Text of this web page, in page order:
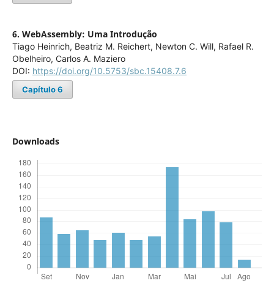
6. WebAssembly: Uma Introdução
Tiago Heinrich, Beatriz M. Reichert, Newton C. Will, Rafael R.
Obelheiro, Carlos A. Maziero
DOI: https://doi.org/10.5753/sbc.15408.7.6
Capítulo 6
Downloads